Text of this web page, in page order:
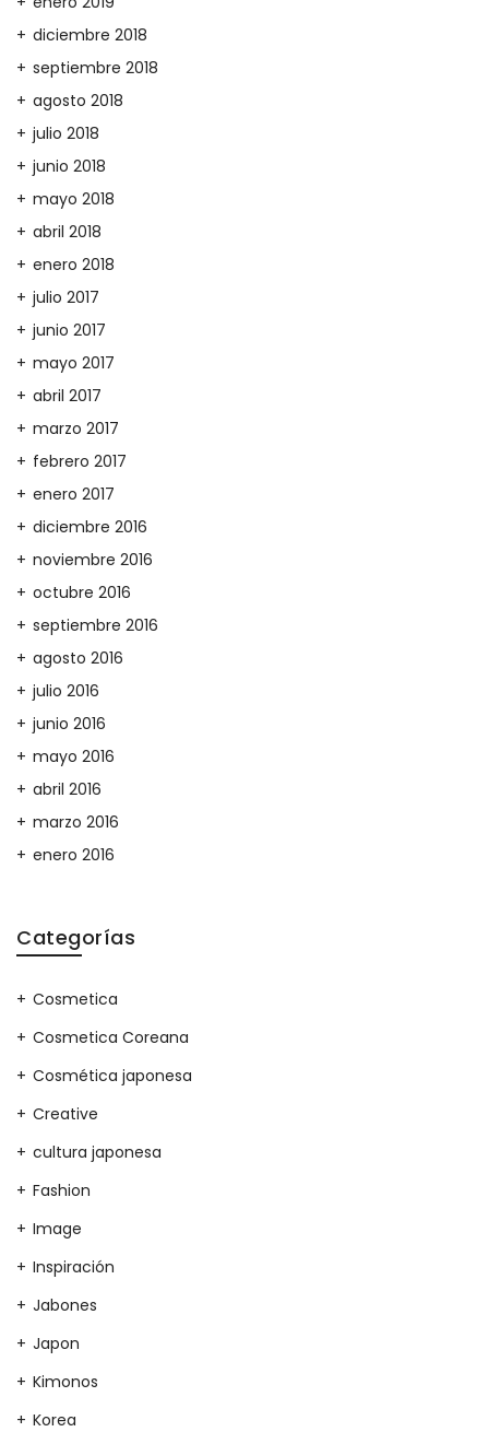
diciembre 2018
septiembre 2018
agosto 2018
julio 2018
junio 2018
mayo 2018
abril 2018
enero 2018
julio 2017
junio 2017
mayo 2017
abril 2017
marzo 2017
febrero 2017
enero 2017
diciembre 2016
noviembre 2016
octubre 2016
septiembre 2016
agosto 2016
julio 2016
junio 2016
mayo 2016
abril 2016
marzo 2016
enero 2016
Categorías
Cosmetica
Cosmetica Coreana
Cosmética japonesa
Creative
cultura japonesa
Fashion
Image
Inspiración
Jabones
Japon
Kimonos
Korea